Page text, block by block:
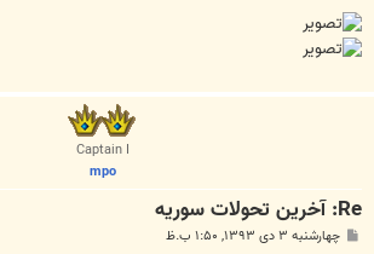
Captain I
mpo
Re: آخرين تحولات سوريه
پ چهارشنبه ۳ دی ۱۳۹۳, ۱:۵۰ ب.ظ